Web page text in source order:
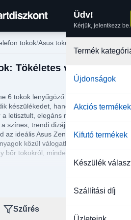
Üdv!
Kérjük, jelentkezz be.
Termék
Újdonságok
Akciós termékek
Kifutó termékek
Készülék
Szállítási díj
tokok Asus tokok
Tökéletes védelem és
6 tokok lenyűgöző választékát,
készülékedet, hanem egyedi stílust
letisztult, elegáns megjelenést
színes, trendi dizájnok vonzanak,
az ideális Asus Zenfone 6 tokot.
közül válogathatsz, így legyen
bőr tokokról, minden igényt
esztétikai élményt nyújtanak,
is biztosítanak a mindennapi
ütésektől és a leejtés okozta
véletlen baleset tönkretegye
Szűrés